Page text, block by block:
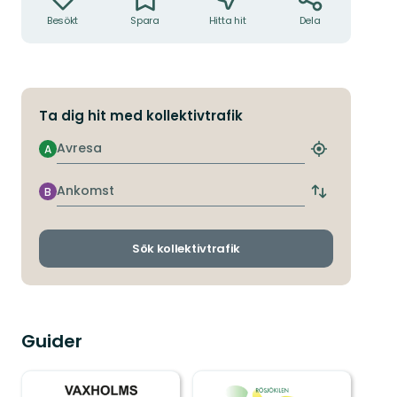
Besökt Spara Hitta hit Dela
Ta dig hit med kollektivtrafik
Avresa
A
Hitta
hållplats
Ankomst
B
Byt
och
Sök kollektivtrafik
Guider